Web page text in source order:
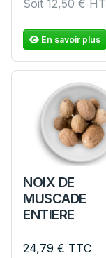
Soit 12,50 € HT
En savoir plus
NOIX DE
MUSCADE
ENTIERE
24,79 € TTC